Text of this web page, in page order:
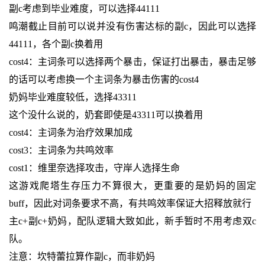
副c考虑到毕业难度，可以选择44111
鸣潮截止目前可以说并没有伤害达标的副c，因此可以选择
44111，各个副c换着用
cost4：主词条可以选择两个暴击，保证打出暴击，暴击足够
的话可以考虑换一个主词条为暴击伤害的cost4
奶妈毕业难度较低，选择43311
这个没什么说的，奶套即使是43311可以换着用
cost4：主词条为治疗效果加成
cost3：主词条为共鸣效率
cost1：维里奈选择攻击，守岸人选择生命
这游戏爬塔生存压力不算很大，更重要的是奶妈的固定
buff，因此对词条要求不高，有共鸣效率保证大招释放就行
主c+副c+奶妈，配队逻辑大致如此，新手暂时不用考虑双c
队。
注意：坎特蕾拉算作副c，而非奶妈